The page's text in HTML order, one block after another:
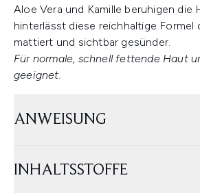
Aloe Vera und Kamille beruhigen die
hinterlässt diese reichhaltige Formel
mattiert und sichtbar gesünder.
Für normale, schnell fettende Haut
geeignet.
ANWEISUNG
INHALTSSTOFFE